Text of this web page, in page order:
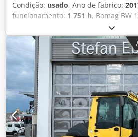
Condição: usado, Ano de fabrico:
funcionamento: 1 751 h, Bomag BW
compactador combinado, ano de
de operação: apenas 1.751 horas,
kW/75 CV], Asphalt Manager 2,
ambos os lados, peso: 7.400 kg,
liso, em bom estado, pronto para
Tztjpfx Akwof Se desejar,
leasing ou financiamento. O Sr.
prazer em ajudá-lo. Para mais
nosso site. Salvo erro e omissão,
Aluguer possível. = Mais
Ebert para obter mais informações.